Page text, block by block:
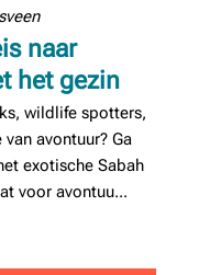
naar
het gezin
wildlife spotters,
avontuur? Ga
exotische Sabah
voor avontuu...